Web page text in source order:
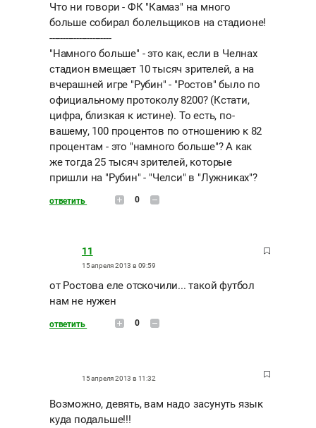
Что ни говори - ФК "Камаз" на много
больше собирал болельщиков на стадионе!
-----------------------
"Намного больше" - это как, если в Челнах
стадион вмещает 10 тысяч зрителей, а на
вчерашней игре "Рубин" - "Ростов" было по
официальному протоколу 8200? (Кстати,
цифра, близкая к истине). То есть, по-
вашему, 100 процентов по отношению к 82
процентам - это "намного больше"? А как
же тогда 25 тысяч зрителей, которые
пришли на "Рубин" - "Челси" в "Лужниках"?
ответить 0
11
15 апреля 2013 в 09:59
от Ростова еле отскочили... такой футбол
нам не нужен
ответить 0
15 апреля 2013 в 11:32
Возможно, девять, вам надо засунуть язык
куда подальше!!!